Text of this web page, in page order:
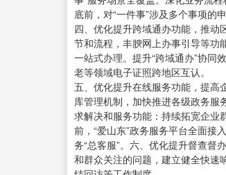
底前，对“一件事”涉及多个事项的
四、优化提升跨域通办功能，推动
节和流程，丰腴网上办事引导等功
一站式办理。提升“跨域通办”协同
老等领域电子证照跨地区互认。
五、优化提升在线服务功能，提高
库管理机制，加快推进各级政务
求解决和服务功能：持续拓宽企业
前，“爱山东”政务服务平台全面接
务“总客服”。六、优化提升督查督
和群众关注的问题，建立健全快速